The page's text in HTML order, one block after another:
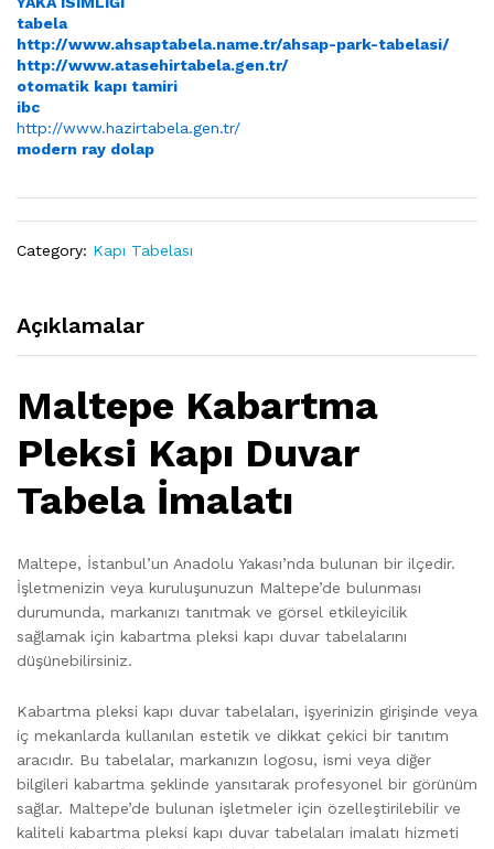
tabela
http://www.ahsaptabela.name.tr/ahsap-park-tabelasi/
http://www.atasehirtabela.gen.tr/
otomatik kapı tamiri
ibc
http://www.hazirtabela.gen.tr/
modern ray dolap
Category: Kapı Tabelası
Açıklamalar
Maltepe Kabartma
Pleksi Kapı Duvar
Tabela İmalatı
Maltepe, İstanbul’un Anadolu Yakası’nda bulunan bir ilçedir.
İşletmenizin veya kuruluşunuzun Maltepe’de bulunması
durumunda, markanızı tanıtmak ve görsel etkileyicilik
sağlamak için kabartma pleksi kapı duvar tabelalarını
düşünebilirsiniz.
Kabartma pleksi kapı duvar tabelaları, işyerinizin girişinde veya
iç mekanlarda kullanılan estetik ve dikkat çekici bir tanıtım
aracıdır. Bu tabelalar, markanızın logosu, ismi veya diğer
bilgileri kabartma şeklinde yansıtarak profesyonel bir görünüm
sağlar. Maltepe’de bulunan işletmeler için özelleştirilebilir ve
kaliteli kabartma pleksi kapı duvar tabelaları imalatı hizmeti